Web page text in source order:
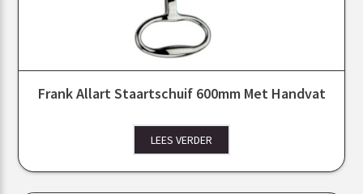
Frank Allart Staartschuif 600mm Met Handvat
LEES VERDER